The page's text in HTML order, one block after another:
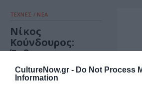
CultureNow.gr - Do Not Process
Information
ΤΕΧΝΕΣ / ΝΕΑ
Νίκος
Κούνδουρος:
Έκθεση
ζωγραφικής με
έργα του στη